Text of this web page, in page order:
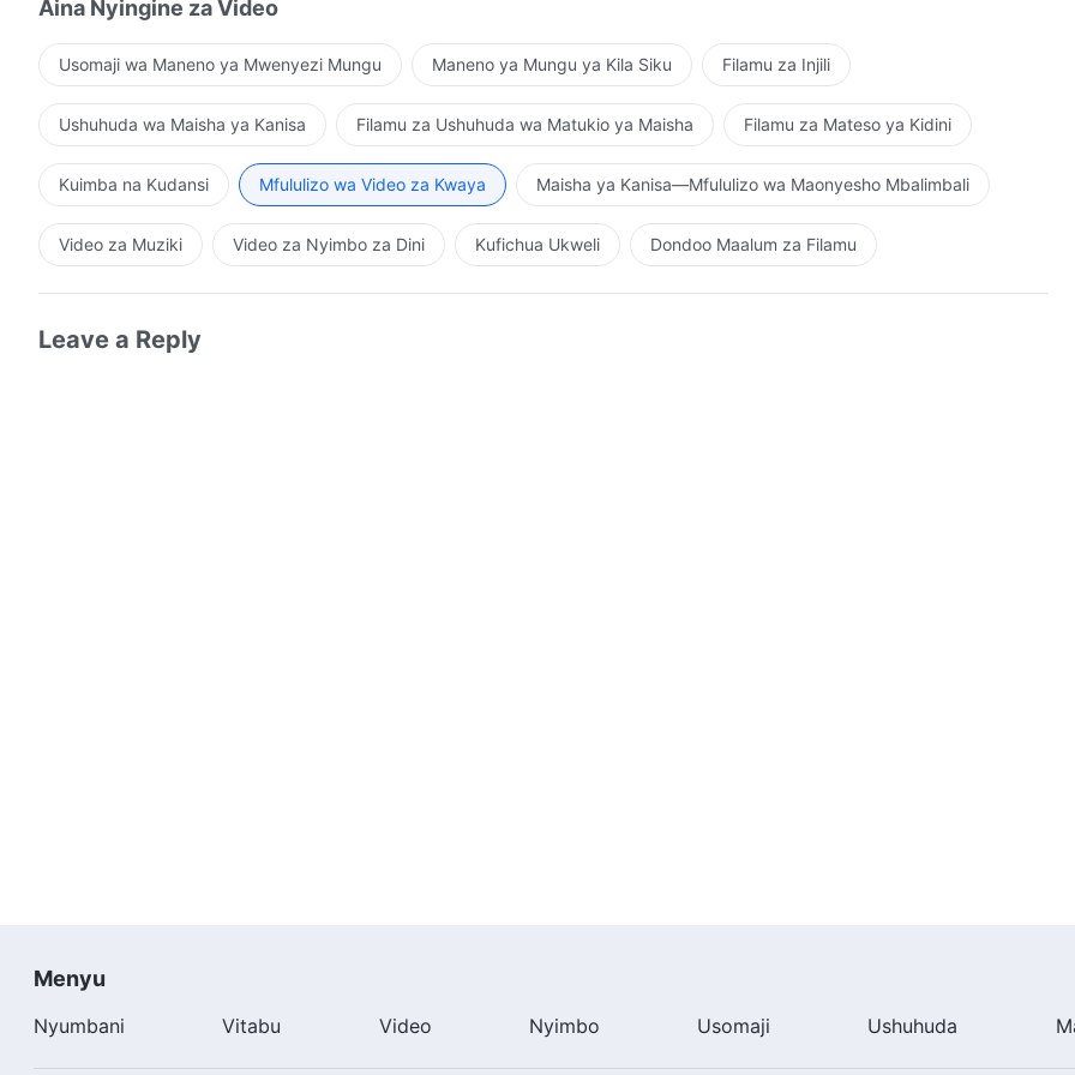
Aina Nyingine za Video
Usomaji wa Maneno ya Mwenyezi Mungu Maneno ya Mungu ya Kila Siku Filamu za Injili
Ushuhuda wa Maisha ya Kanisa Filamu za Ushuhuda wa Matukio ya Maisha Filamu za Mateso ya Kidini
Kuimba na Kudansi Mfululizo wa Video za Kwaya Maisha ya Kanisa—Mfululizo wa Maonyesho Mbalimbali
Video za Muziki Video za Nyimbo za Dini Kufichua Ukweli Dondoo Maalum za Filamu
Leave a Reply
Menyu
Nyumbani Vitabu Video Nyimbo Usomaji Ushuhuda